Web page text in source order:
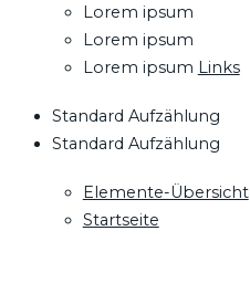
Lorem ipsum
Lorem ipsum
Lorem ipsum Links
Standard Aufzählung
Standard Aufzählung
Elemente-Übersicht
Startseite